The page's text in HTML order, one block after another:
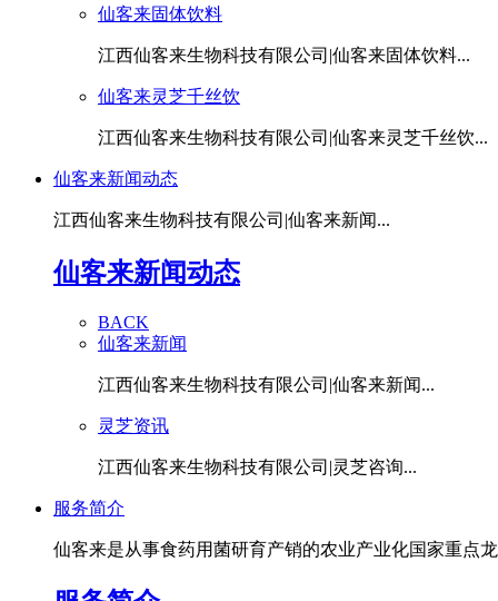
仙客来固体饮料
江西仙客来生物科技有限公司|仙客来固体饮料...
仙客来灵芝千丝饮
江西仙客来生物科技有限公司|仙客来灵芝千丝饮...
仙客来新闻动态
江西仙客来生物科技有限公司|仙客来新闻...
仙客来新闻动态
BACK
仙客来新闻
江西仙客来生物科技有限公司|仙客来新闻...
灵芝资讯
江西仙客来生物科技有限公司|灵芝咨询...
服务简介
仙客来是从事食药用菌研育产销的农业产业化国家重点